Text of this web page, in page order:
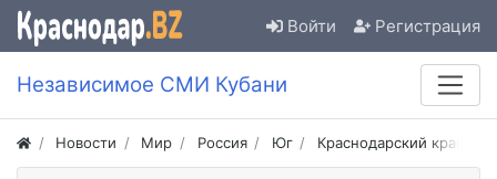
Войти Регистрация
Независимое СМИ Кубани
Новости Мир Россия Юг Краснодарский край